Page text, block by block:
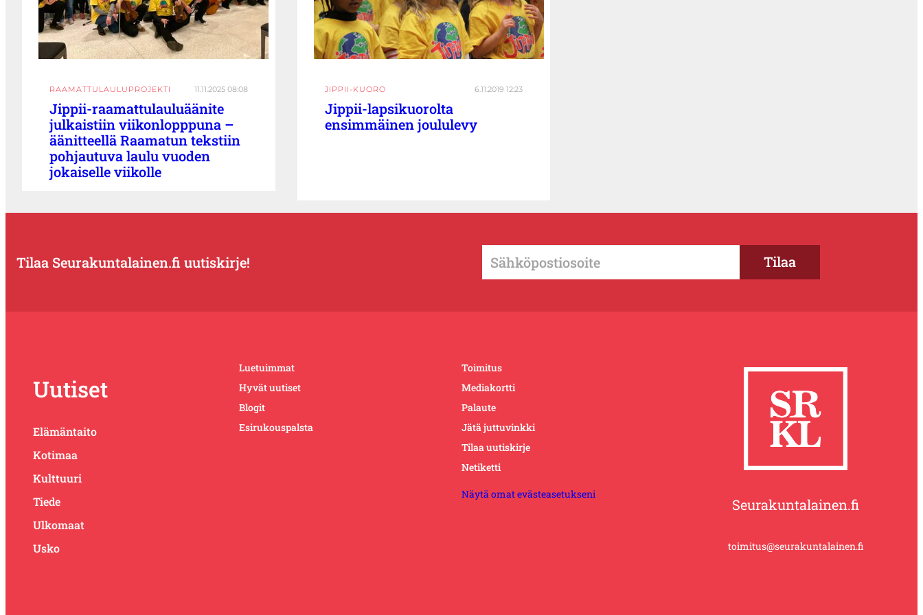
RAAMATTULAULUPROJEKTI 11.11.2025 08:08
Jippii-raamattulauluäänite
julkaistiin viikonlopppuna –
äänitteellä Raamatun tekstiin
pohjautuva laulu vuoden
jokaiselle viikolle
JIPPII-KUORO 6.11.2019 12:23
Jippii-lapsikuorolta
ensimmäinen joululevy
Tilaa Seurakuntalainen.fi uutiskirje!
Uutiset
Elämäntaito
Kotimaa
Kulttuuri
Tiede
Ulkomaat
Usko
Luetuimmat
Hyvät uutiset
Blogit
Esirukouspalsta
Toimitus
Mediakortti
Palaute
Jätä juttuvinkki
Tilaa uutiskirje
Netiketti
Näytä omat evästeasetukseni
Seurakuntalainen.fi
toimitus@seurakuntalainen.fi